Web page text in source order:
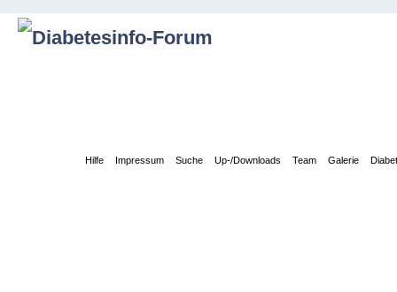
Hilfe Impressum Suche Up-/Downloads Team Galerie